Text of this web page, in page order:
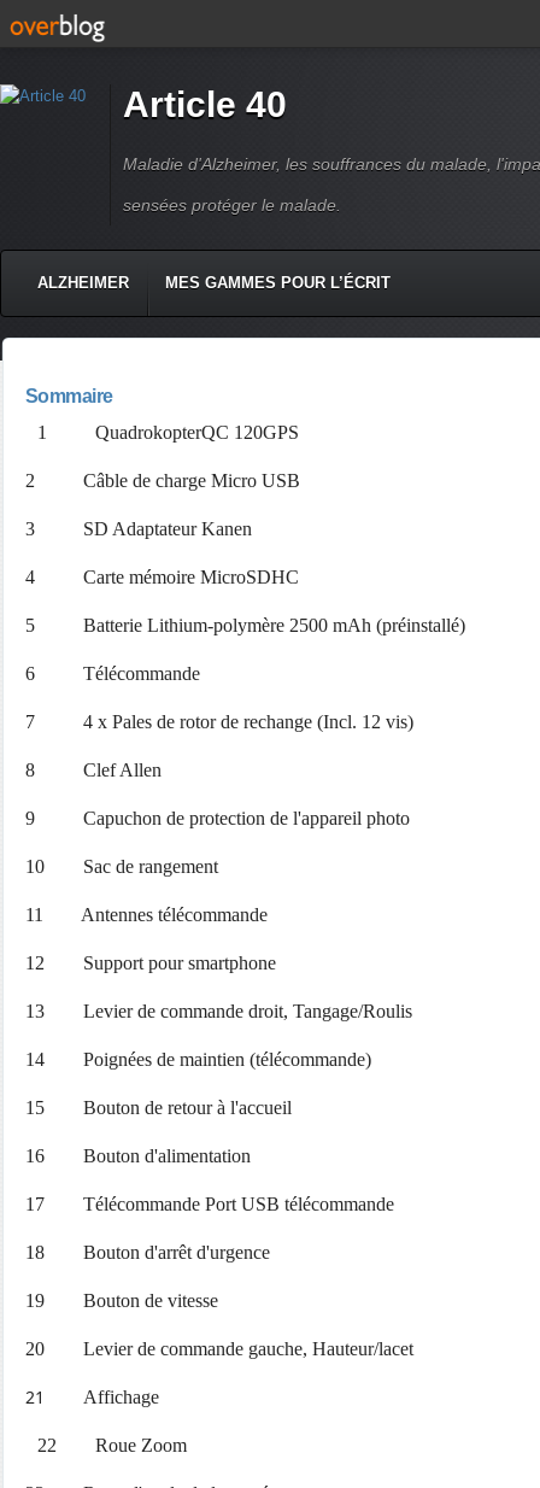
Article 40
Maladie d'Alzheimer, les souffrances du malade,
sensées protéger le malade.
ALZHEIMER MES GAMMES POUR L’ÉCRIT
Sommaire
1 QuadrokopterQC 120GPS
2 Câble de charge Micro USB
3 SD Adaptateur Kanen
4 Carte mémoire MicroSDHC
5 Batterie Lithium-polymère 2500 mAh (préinstallé)
6 Télécommande
7 4 x Pales de rotor de rechange (Incl. 12 vis)
8 Clef Allen
9 Capuchon de protection de l'appareil photo
10 Sac de rangement
11 Antennes télécommande
12 Support pour smartphone
13 Levier de commande droit, Tangage/Roulis
14 Poignées de maintien (télécommande)
15 Bouton de retour à l'accueil
16 Bouton d'alimentation
17 Télécommande Port USB télécommande
18 Bouton d'arrêt d'urgence
19 Bouton de vitesse
20 Levier de commande gauche, Hauteur/lacet
21 Affichage
22 Roue Zoom